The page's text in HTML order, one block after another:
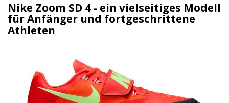
Nike Zoom SD 4 - ein vielseitiges Modell
für Anfänger und fortgeschrittene
Athleten